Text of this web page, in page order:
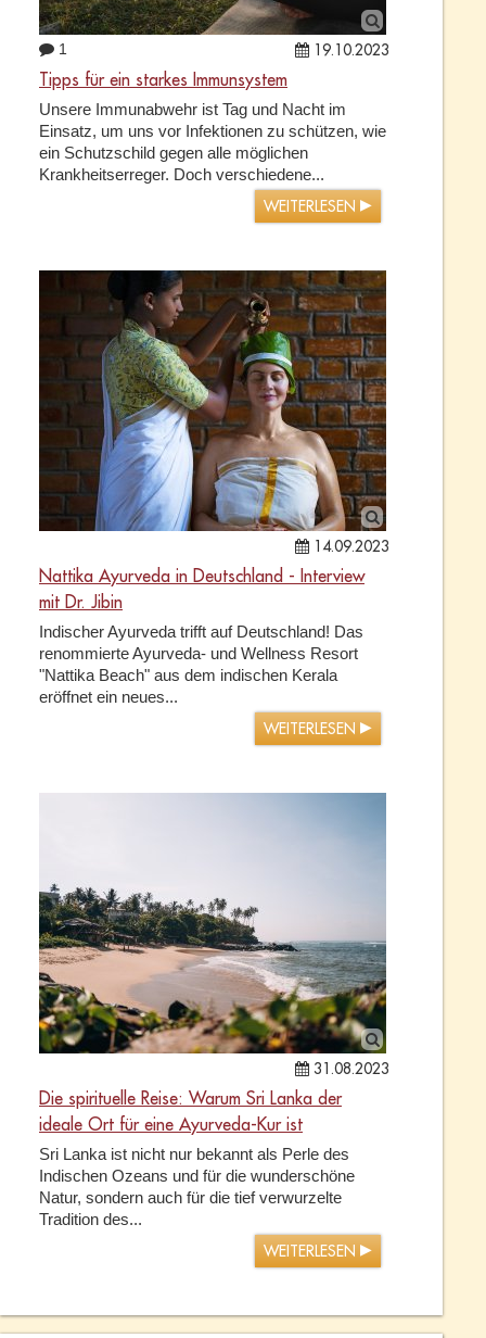
1 19.10.2023
Tipps für ein starkes Immunsystem
Unsere Immunabwehr ist Tag und Nacht im
Einsatz, um uns vor Infektionen zu schützen, wie
ein Schutzschild gegen alle möglichen
Krankheitserreger. Doch verschiedene...
WEITERLESEN
14.09.2023
Nattika Ayurveda in Deutschland - Interview
mit Dr. Jibin
Indischer Ayurveda trifft auf Deutschland! Das
renommierte Ayurveda- und Wellness Resort
"Nattika Beach" aus dem indischen Kerala
eröffnet ein neues...
WEITERLESEN
31.08.2023
Die spirituelle Reise: Warum Sri Lanka der
ideale Ort für eine Ayurveda-Kur ist
Sri Lanka ist nicht nur bekannt als Perle des
Indischen Ozeans und für die wunderschöne
Natur, sondern auch für die tief verwurzelte
Tradition des...
WEITERLESEN